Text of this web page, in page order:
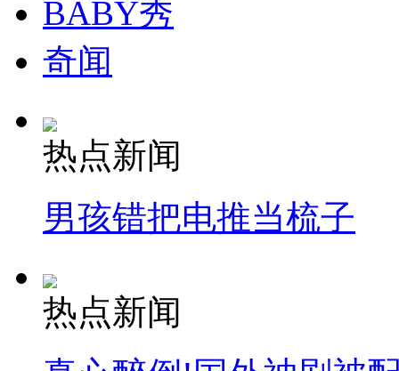
BABY秀
奇闻
热点新闻
男孩错把电推当梳子
热点新闻